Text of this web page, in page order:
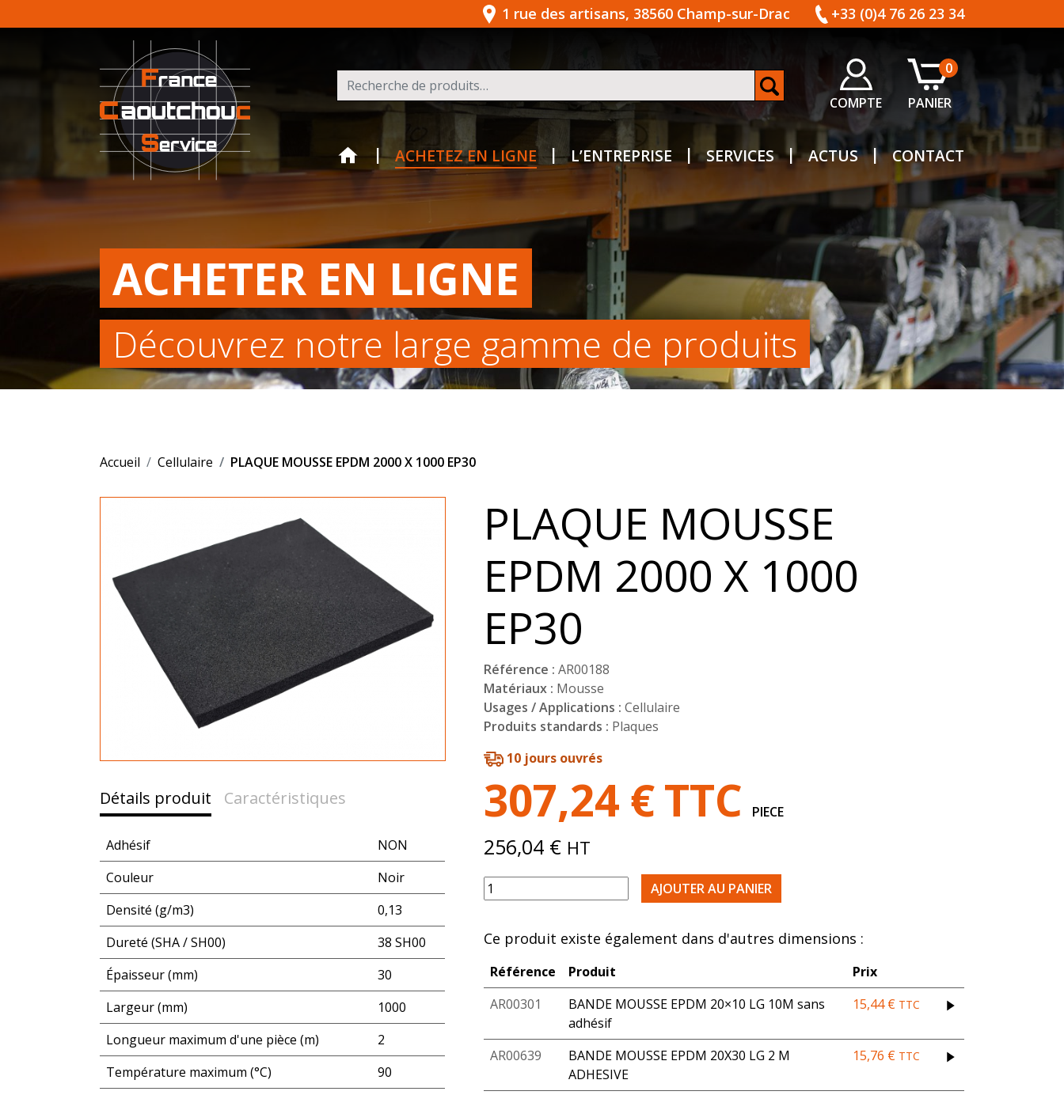
1 rue des artisans, 38560 Champ-sur-Drac +33 (0)4 76 26 23 34
COMPTE
0
PANIER
Recherche pour :
ACHETEZ EN LIGNE L’ENTREPRISE SERVICES ACTUS CONTACT
ACHETER EN LIGNE
Découvrez notre large gamme de produits
Accueil Cellulaire PLAQUE MOUSSE EPDM 2000 X 1000 EP30
Détails produit Caractéristiques
Adhésif
NON
Couleur
Noir
Densité (g/m3)
0,13
Dureté (SHA / SH00)
38 SH00
Épaisseur (mm)
30
Largeur (mm)
1000
Longueur maximum d'une pièce (m)
2
Température maximum (°C)
90
PLAQUE MOUSSE
EPDM 2000 X 1000
EP30
Référence : AR00188
Matériaux : Mousse
Usages / Applications : Cellulaire
Produits standards : Plaques
10 jours ouvrés
307,24 €TTC PIECE
256,04 € HT
quantité de PLAQUE MOUSSE EPDM 2000 X 1000 EP30
AJOUTER AU PANIER
Ce produit existe également dans d'autres dimensions :
Référence Produit
Prix
AR00301
BANDE MOUSSE EPDM 20×10 LG 10M sans
adhésif
15,44€ TTC
AR00639
BANDE MOUSSE EPDM 20X30 LG 2 M
ADHESIVE
15,76 € TTC